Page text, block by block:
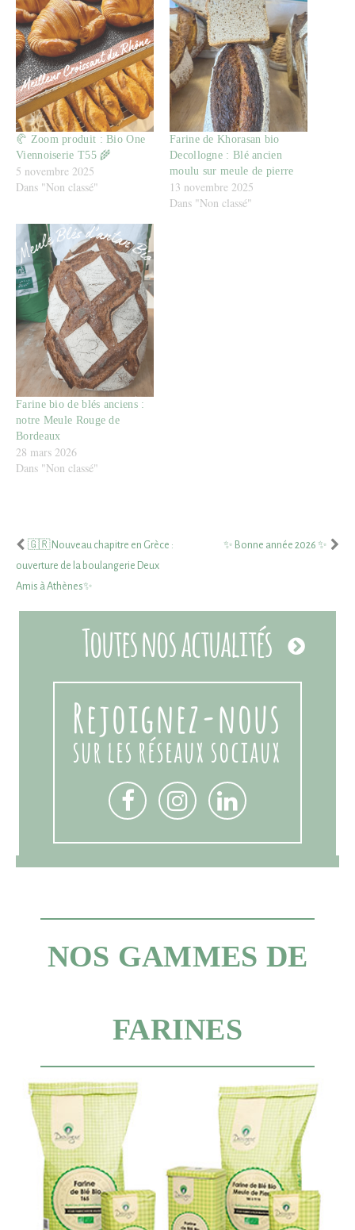
🥐 Zoom produit : Bio One
Viennoiserie T55 🌾
5 novembre 2025
Dans "Non classé"
Farine de Khorasan bio
Decollogne : Blé ancien
moulu sur meule de pierre
13 novembre 2025
Dans "Non classé"
Farine bio de blés anciens :
notre Meule Rouge de
Bordeaux
28 mars 2026
Dans "Non classé"
🇬🇷 Nouveau chapitre en Grèce :
ouverture de la boulangerie Deux
Amis à Athènes✨
✨ Bonne année 2026 ✨
Toutes nos actualités
Rejoignez-nous
sur les réseaux sociaux
NOS GAMMES DE
FARINES